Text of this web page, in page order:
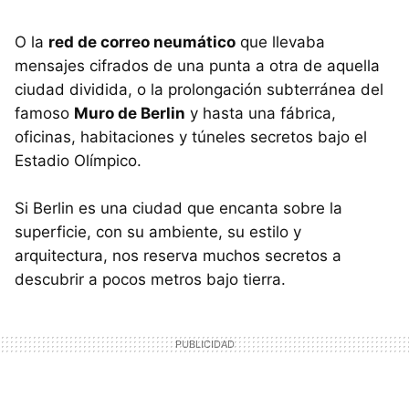
O la red de correo neumático que llevaba
mensajes cifrados de una punta a otra de aquella
ciudad dividida, o la prolongación subterránea del
famoso Muro de Berlin y hasta una fábrica,
oficinas, habitaciones y túneles secretos bajo el
Estadio Olímpico.
Si Berlin es una ciudad que encanta sobre la
superficie, con su ambiente, su estilo y
arquitectura, nos reserva muchos secretos a
descubrir a pocos metros bajo tierra.